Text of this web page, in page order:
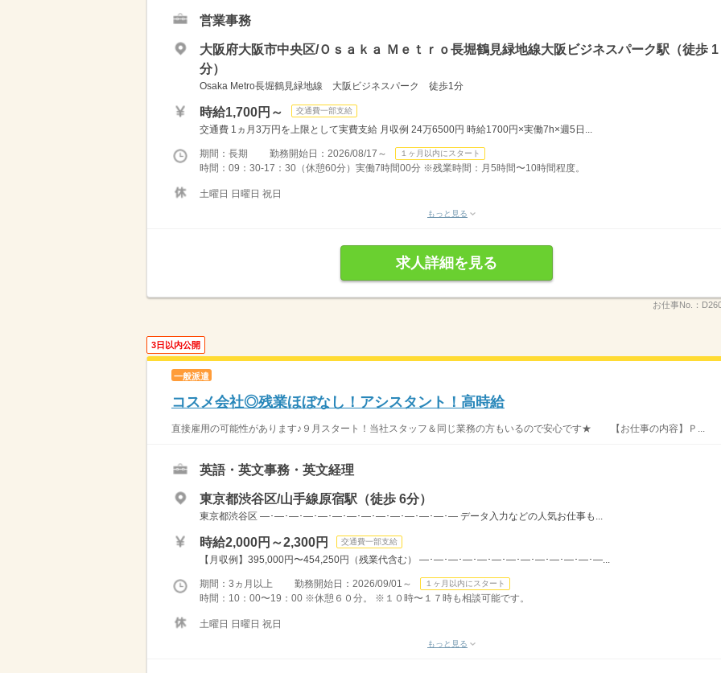
営業事務
大阪府大阪市中央区/Ｏｓａｋａ Ｍｅｔｒｏ長堀鶴見緑地線大阪ビジネスパーク駅（徒歩 1
分）
Osaka Metro長堀鶴見緑地線 大阪ビジネスパーク 徒歩1分
時給1,700円～ 交通費一部支給
交通費 1ヵ月3万円を上限として実費支給 月収例 24万6500円 時給1700円×実働7h×週5日...
期間：長期 勤務開始日：2026/08/17～ １ヶ月以内にスタート
時間：09：30-17：30（休憩60分）実働7時間00分 ※残業時間：月5時間〜10時間程度。
土曜日 日曜日 祝日
もっと見る
求人詳細を見る
お仕事No.：
3日以内公開
一般派遣
コスメ会社◎残業ほぼなし！アシスタント！高時給
直接雇用の可能性があります♪９月スタート！当社スタッフ＆同じ業務の方もいるので安心です★ 【お仕事の内容】Ｐ...
英語・英文事務・英文経理
東京都渋谷区/山手線原宿駅（徒歩 6分）
東京都渋谷区 ―･―･―･―･―･―･―･―･―･―･―･―･―･― データ入力などの人気お仕事も...
時給2,000円～2,300円 交通費一部支給
【月収例】395,000円〜454,250円（残業代含む） ―･―･―･―･―･―･―･―･―･―･―･―･―...
期間：3ヵ月以上 勤務開始日：2026/09/01～ １ヶ月以内にスタート
時間：10：00〜19：00 ※休憩６０分。 ※１０時〜１７時も相談可能です。
土曜日 日曜日 祝日
もっと見る